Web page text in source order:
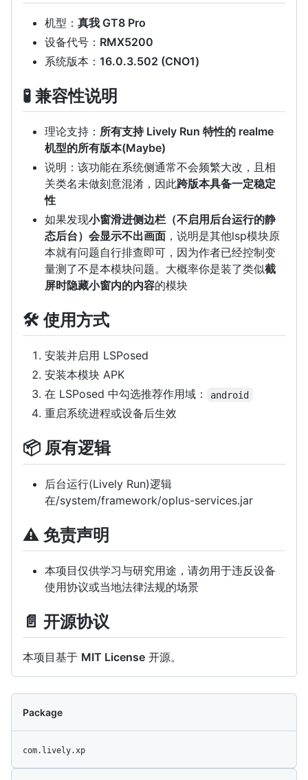
机型： 真我 GT8 Pro
设备代号： RMX5200
系统版本： 16.0.3.502 (CNO1)
🧪 兼容性说明
理论支持： 所有支持 Lively Run 特性的 realme
机型的所有版本(Maybe)
说明：该功能在系统侧通常不会频繁大改，且相
关类名未做刻意混淆，因此跨版本具备一定稳定
性
如果发现小窗滑进侧边栏（不启用后台运行的静
态后台）会显示不出画面 ，说明是其他lsp模块原
本就有问题自行排查即可，因为作者已经控制变
量测了不是本模块问题。大概率你是装了类似截
屏时隐藏小窗内的内容的模块
🛠️ 使用方式
安装并启用 LSPosed
安装本模块 APK
在 LSPosed 中勾选推荐作用域：
android
重启系统进程或设备后生效
📦 原有逻辑
后台运行(Lively Run)逻辑
在/system/framework/oplus-services.jar
⚠️ 免责声明
本项目仅供学习与研究用途，请勿用于违反设备
使用协议或当地法律法规的场景
📄 开源协议
本项目基于 MIT License 开源。
Package
com.lively.xp